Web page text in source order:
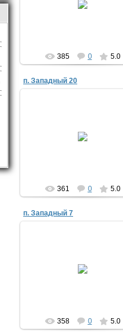
385 0 5.0
п. Западный 20
361 0 5.0
п. Западный 7
358 0 5.0